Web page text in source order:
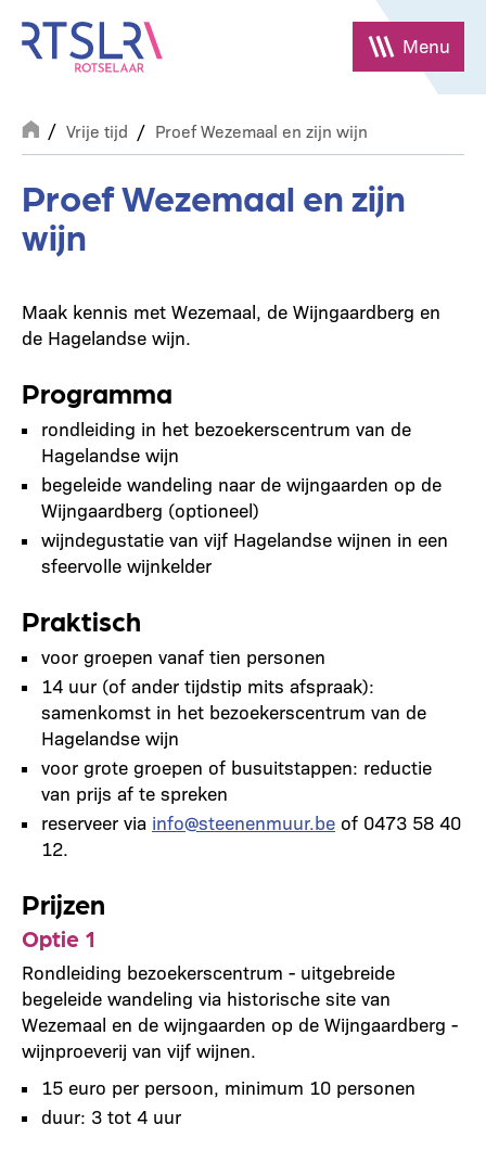
naar
inhoud
gaan
Menu
Breadcrumb
Vrije tijd Proef Wezemaal en zijn wijn
Proef Wezemaal en zijn
wijn
Maak kennis met Wezemaal, de Wijngaardberg en
de Hagelandse wijn.
Programma
rondleiding in het bezoekerscentrum van de
Hagelandse wijn
begeleide wandeling naar de wijngaarden op de
Wijngaardberg (optioneel)
wijndegustatie van vijf Hagelandse wijnen in een
sfeervolle wijnkelder
Praktisch
voor groepen vanaf tien personen
14 uur (of ander tijdstip mits afspraak):
samenkomst in het bezoekerscentrum van de
Hagelandse wijn
voor grote groepen of busuitstappen: reductie
van prijs af te spreken
reserveer via info@steenenmuur.be of 0473 58 40
12.
Prijzen
Optie 1
Rondleiding bezoekerscentrum - uitgebreide
begeleide wandeling via historische site van
Wezemaal en de wijngaarden op de Wijngaardberg -
wijnproeverij van vijf wijnen.
15 euro per persoon, minimum 10 personen
duur: 3 tot 4 uur